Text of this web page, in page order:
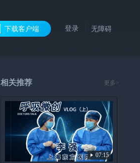
下载客户端 登录 无障碍
相关推荐 更多>
07:15